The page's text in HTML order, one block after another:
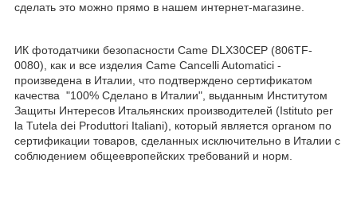
сделать это можно прямо в нашем интернет-магазине.
ИК фотодатчики безопасности Came DLX30CEP (806TF-
0080), как и все изделия Came Cancelli Automatici -
произведена в Италии, что подтверждено сертификатом
качества "100% Сделано в Италии", выданным Институтом
Защиты Интересов Итальянских производителей (Istituto per
la Tutela dei Produttori Italiani), который является органом по
сертификации товаров, сделанных исключительно в Италии c
соблюдением общеевропейских требований и норм.